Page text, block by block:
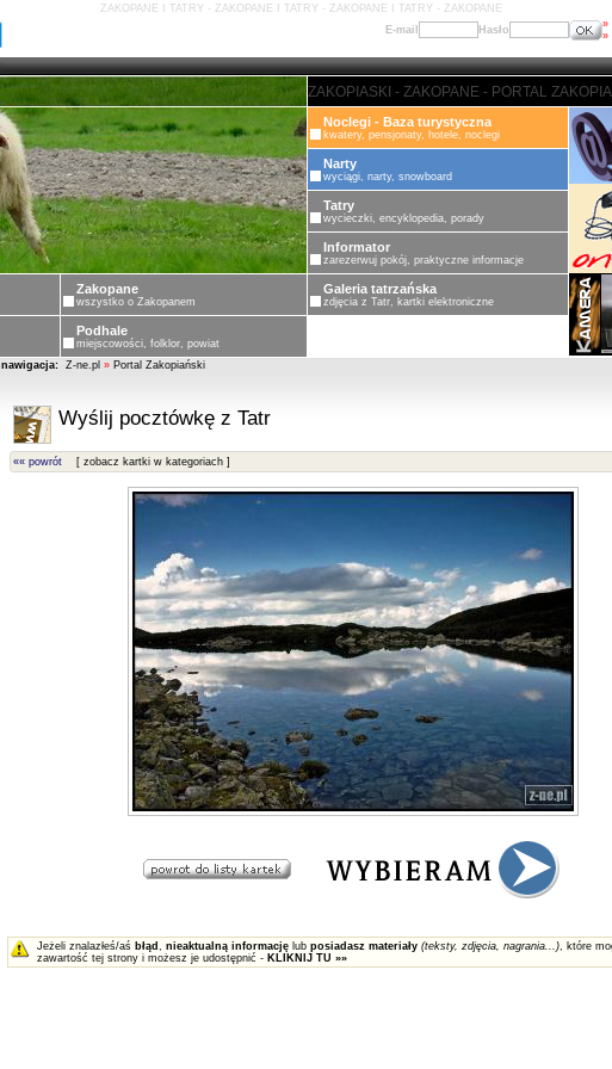
ZAKOPANE I TATRY - ZAKOPANE I TATRY - ZAKOPANE I TATRY - ZAKOPANE
E-mail
Hasło »
»
ZAKOPANE - PORTAL ZAKOPIASKI -
Noclegi - Baza turystyczna
kwatery, pensjonaty, hotele, noclegi
Narty
wyciągi, narty, snowboard
Tatry
wycieczki, encyklopedia, porady
Informator
zarezerwuj pokój, praktyczne informacje
Zakopane
wszystko o Zakopanem
Galeria tatrzańska
zdjęcia z Tatr, kartki elektroniczne
Podhale
miejscowości, folklor, powiat
nawigacja: Z-ne.pl » Portal Zakopiański
Wyślij pocztówkę z Tatr
«« powrót [ zobacz kartki w kategoriach ]
Jeżeli znalazłeś/aś błąd , nieaktualną informacjęlub posiadasz materiały (teksty, zdjęcia, nagrania...), które
zawartość tej strony i możesz je udostępnić - KLIKNIJ TU »»